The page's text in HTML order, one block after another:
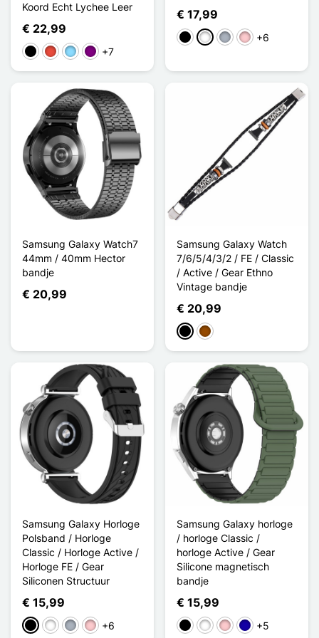
Koord Echt Lychee Leer
€ 22,99
ZwartRoodLicht Blauw
Purper
+7
€ 17,99
ZwartWit GrijsRoze+6
Samsung Galaxy Watch7
44mm / 40mm Hector
bandje
€ 20,99
Samsung Galaxy Watch
7/6/5/4/3/2 / FE / Classic
/ Active / Gear Ethno
Vintage bandje
€ 20,99
ZwartBruin
Samsung Galaxy Horloge
Polsband / Horloge
Classic / Horloge Active /
Horloge FE / Gear
Siliconen Structuur
€ 15,99
ZwartWit GrijsRoze+6
Samsung Galaxy horloge
/ horloge Classic /
horloge Active / Gear
Silicone magnetisch
bandje
€ 15,99
ZwartWit RozeDonkerblauw
+5